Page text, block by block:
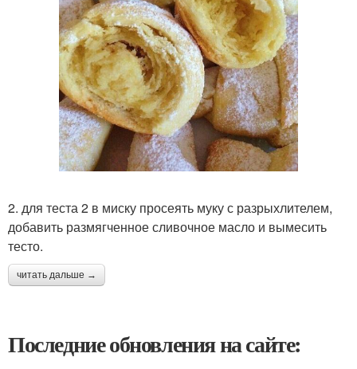
2. для теста 2 в миску просеять муку с разрыхлителем,
добавить размягченное сливочное масло и вымесить
тесто.
читать дальше →
Последние обновления на сайте: